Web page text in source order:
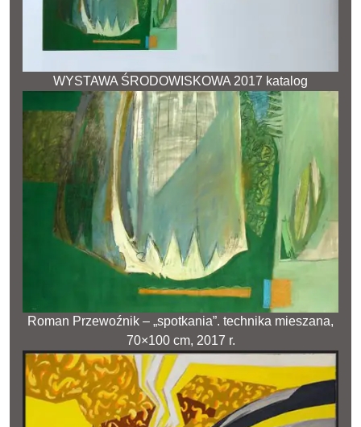
WYSTAWA ŚRODOWISKOWA 2017 katalog
Roman Przewoźnik – „spotkania”. technika mieszana,
70×100 cm, 2017 r.